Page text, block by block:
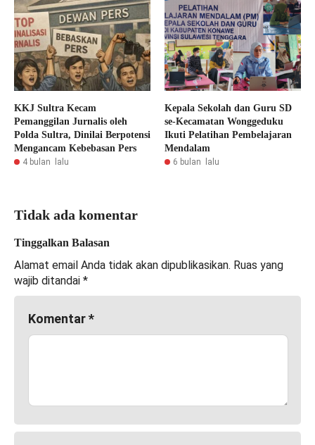
KKJ Sultra Kecam
Pemanggilan Jurnalis oleh
Polda Sultra, Dinilai Berpotensi
Mengancam Kebebasan Pers
4 bulan lalu
Kepala Sekolah dan Guru SD
se-Kecamatan Wonggeduku
Ikuti Pelatihan Pembelajaran
Mendalam
6 bulan lalu
Tidak ada komentar
Tinggalkan Balasan
Alamat email Anda tidak akan dipublikasikan. Ruas yang
wajib ditandai *
Komentar*